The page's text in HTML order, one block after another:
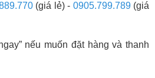
(giá lẻ) - 0905.799.789(giá
nếu muốn đặt hàng và thanh